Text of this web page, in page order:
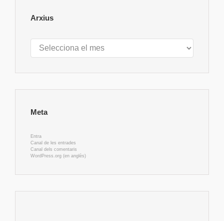
Arxius
Arxius
Meta
Entra
Canal de les entrades
Canal dels comentaris
WordPress.org (en anglès)